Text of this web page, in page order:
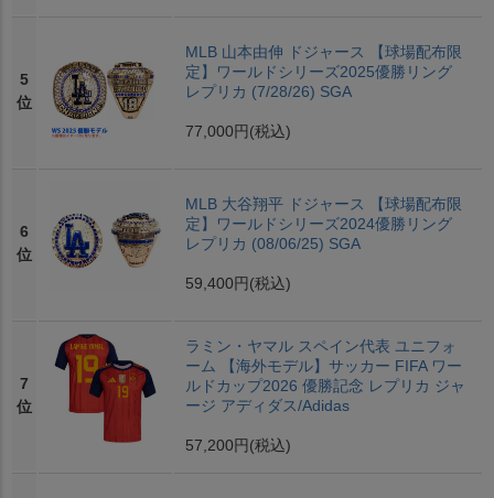
5
位
MLB 山本由伸 ドジャース 【球場配布限
定】ワールドシリーズ2025優勝リング
レプリカ (7/28/26) SGA
77,000円 (税込)
6
位
MLB 大谷翔平 ドジャース 【球場配布限
定】ワールドシリーズ2024優勝リング
レプリカ (08/06/25) SGA
59,400円 (税込)
7
位
ラミン・ヤマル スペイン代表 ユニフォ
ーム 【海外モデル】サッカー FIFA ワー
ルドカップ2026 優勝記念 レプリカ ジャ
ージ アディダス/Adidas
57,200円 (税込)